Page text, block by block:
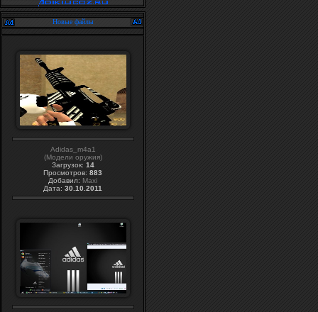
Новые файлы
Adidas_m4a1
(Модели оружия)
Загрузок: 14
Просмотров: 883
Добавил: Maxi
Дата: 30.10.2011